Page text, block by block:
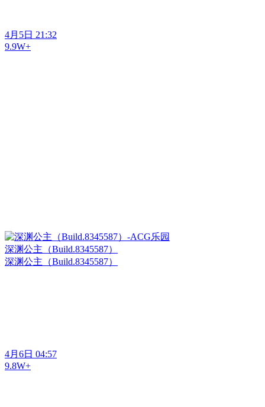
4月5日 21:32
9.9W+
深渊公主（Build.8345587）
深渊公主（Build.8345587）
4月6日 04:57
9.8W+